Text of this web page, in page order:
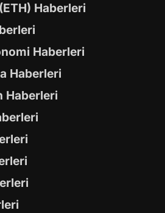
Haberleri
Haberleri
Haberleri
Haberleri